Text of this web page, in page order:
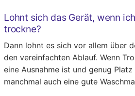
Lohnt sich das Gerät, wenn
trockne?
Dann lohnt es sich vor allem über
den vereinfachten Ablauf. Wenn
eine Ausnahme ist und genug
manchmal auch eine gute